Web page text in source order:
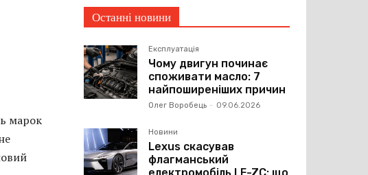
марок
Останні новини
Експлуатація
Чому двигун починає
споживати масло: 7
найпоширеніших причин
Олег Воробець - 09.06.2026
Новини
Lexus скасував
флагманський